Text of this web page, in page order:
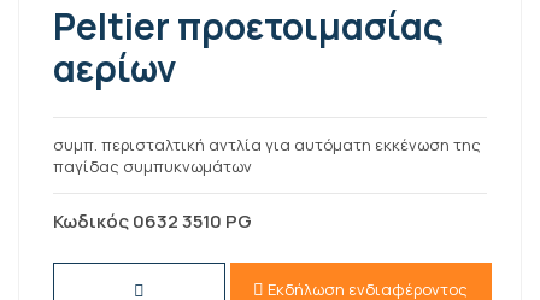
Peltier προετοιμασίας
αερίων
συμπ. περισταλτική αντλία για αυτόματη εκκένωση της
παγίδας συμπυκνωμάτων
Κωδικός 0632 3510 PG
Εκδήλωση ενδιαφέροντος